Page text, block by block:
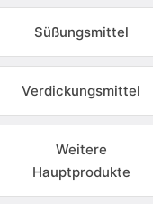
Süßungsmittel
Verdickungsmittel
Weitere
Hauptprodukte